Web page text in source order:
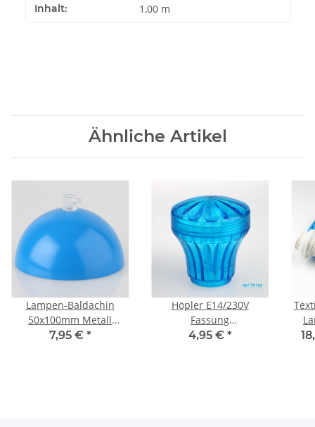
Inhalt: 1,00 m
Ähnliche Artikel
Lampen-Baldachin
50x100mm Metall
hellblau mit
7,95 € *
Höpler E14/230V
Fassung
Diamantschliffkappen-
4,95 € *